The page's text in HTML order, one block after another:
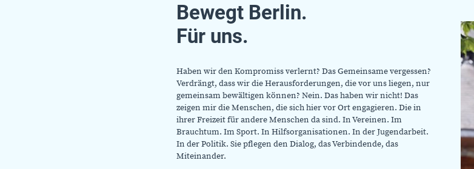
Bewegt Berlin.
Für uns.
Haben wir den Kompromiss verlernt? Das Gemeinsame vergessen?
Verdrängt, dass wir die Herausforderungen, die vor uns liegen, nur
gemeinsam bewältigen können? Nein. Das haben wir nicht! Das
zeigen mir die Menschen, die sich hier vor Ort engagieren. Die in
ihrer Freizeit für andere Menschen da sind. In Vereinen. Im
Brauchtum. Im Sport. In Hilfsorganisationen. In der Jugendarbeit.
In der Politik. Sie pflegen den Dialog, das Verbindende, das
Miteinander.